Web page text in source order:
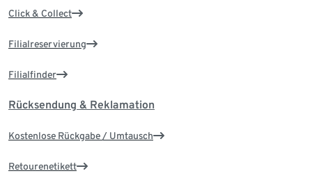
Click & Collect
Filialreservierung
Filialfinder
Rücksendung & Reklamation
Kostenlose Rückgabe / Umtausch
Retourenetikett